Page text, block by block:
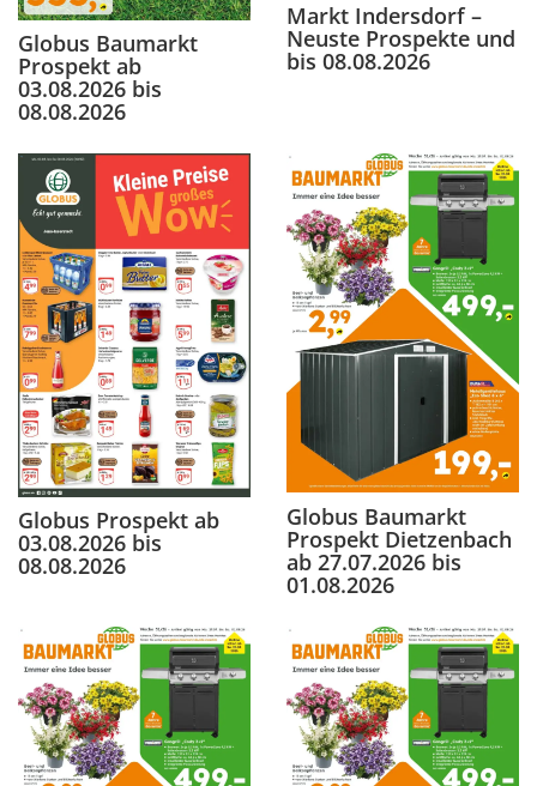
Globus Baumarkt
Prospekt ab
03.08.2026 bis
08.08.2026
Markt Indersdorf –
Neuste Prospekte und
bis 08.08.2026
Globus Prospekt ab
03.08.2026 bis
08.08.2026
Globus Baumarkt
Prospekt Dietzenbach
ab 27.07.2026 bis
01.08.2026